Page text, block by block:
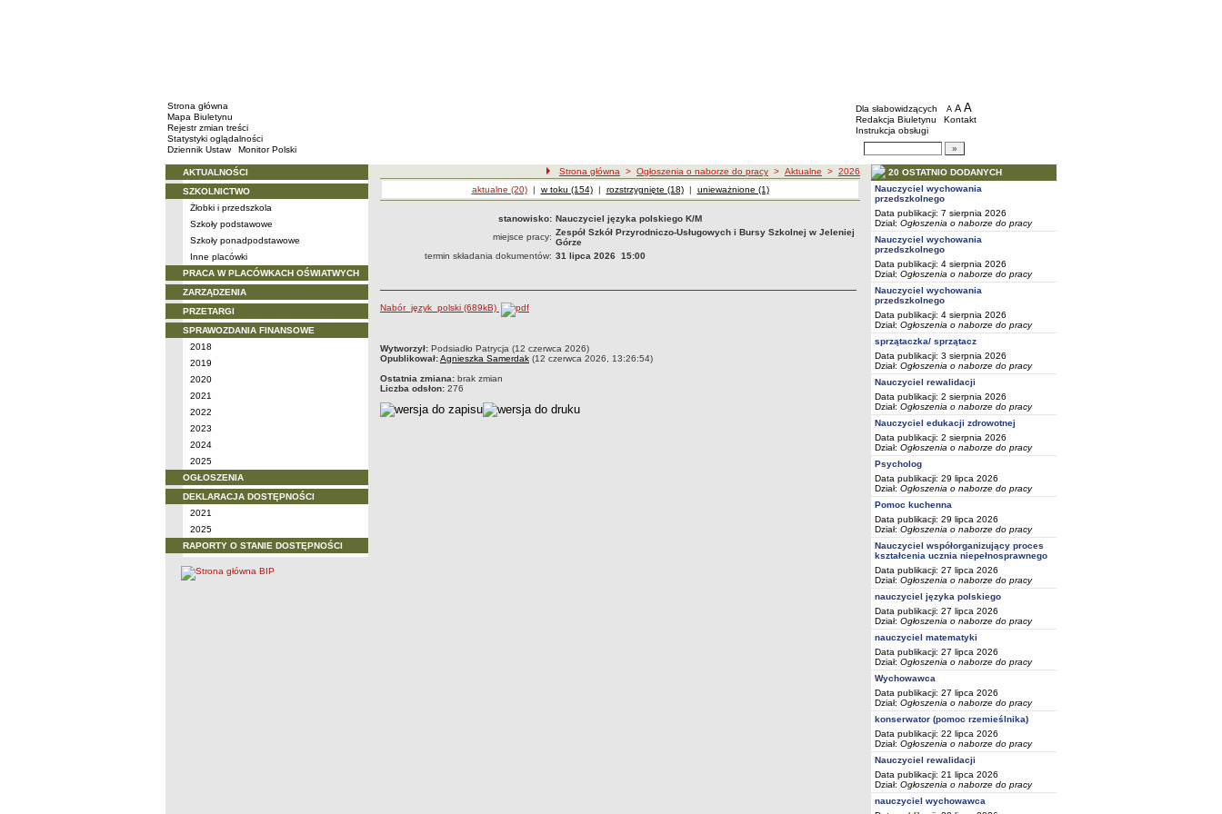
Strona główna
Mapa Biuletynu
Rejestr zmian treści
Statystyki oglądalności
Dziennik Ustaw
Monitor Polski
BIP - Szkoły i placówki wychowawcze
Menu dodatkowe
Dla słabowidzących A pomniejsz czcionkę
A standardowy rozmiar czcionki
A
Redakcja Biuletynu
Kontakt
Instrukcja obsługi
Wyszukiwarka artykułów
Menu
AKTUALNOŚCI
SZKOLNICTWO
Żłobki i przedszkola
Szkoły podstawowe
Szkoły ponadpodstawowe
Inne placówki
PRACA W PLACÓWKACH OŚWIATWYCH
ZARZĄDZENIA
PRZETARGI
SPRAWOZDANIA FINANSOWE
2018
2019
2020
2021
2022
2023
2024
2025
OGŁOSZENIA
DEKLARACJA DOSTĘPNOŚCI
2021
2025
RAPORTY O STANIE DOSTĘPNOŚCI
Strona główna > Ogłoszenia o naborze do pracy > Aktualne > 2026
Ogłoszenia o naborze
aktualne (20)| Ogłoszenia o naborze
w toku (154)| Ogłoszenia o naborze
rozstrzygnięte (18)| Ogłoszenia o naborze
unieważnione (1)
stanowisko: Nauczyciel języka polskiego K/M
miejsce pracy: Zespół Szkół Przyrodniczo-Usługowych i Bursy Szkolnej w Jeleniej
Górze
termin składania dokumentów: 31 lipca 2026 15:00
Nabór_język_polski (689kB)
metryczka
Wytworzył: Podsiadło Patrycja (12 czerwca 2026)
Opublikował:Agnieszka Samerdak (12 czerwca 2026, 13:26:54)
Ostatnia zmiana: brak zmian
Liczba odsłon: 276
20 OSTATNIO DODANYCH
Nauczyciel wychowania
przedszkolnego
Data publikacji: 7 sierpnia 2026
Dział: Ogłoszenia o naborze do pracy
Nauczyciel wychowania
przedszkolnego
Data publikacji: 4 sierpnia 2026
Dział: Ogłoszenia o naborze do pracy
Nauczyciel wychowania
przedszkolnego
Data publikacji: 4 sierpnia 2026
Dział: Ogłoszenia o naborze do pracy
sprzątaczka/ sprzątacz
Data publikacji: 3 sierpnia 2026
Dział: Ogłoszenia o naborze do pracy
Nauczyciel rewalidacji
Data publikacji: 2 sierpnia 2026
Dział: Ogłoszenia o naborze do pracy
Nauczyciel edukacji zdrowotnej
Data publikacji: 2 sierpnia 2026
Dział: Ogłoszenia o naborze do pracy
Psycholog
Data publikacji: 29 lipca 2026
Dział: Ogłoszenia o naborze do pracy
Pomoc kuchenna
Data publikacji: 29 lipca 2026
Dział: Ogłoszenia o naborze do pracy
Nauczyciel współorganizujący proces
kształcenia ucznia niepełnosprawnego
Data publikacji: 27 lipca 2026
Dział: Ogłoszenia o naborze do pracy
nauczyciel języka polskiego
Data publikacji: 27 lipca 2026
Dział: Ogłoszenia o naborze do pracy
nauczyciel matematyki
Data publikacji: 27 lipca 2026
Dział: Ogłoszenia o naborze do pracy
Wychowawca
Data publikacji: 27 lipca 2026
Dział: Ogłoszenia o naborze do pracy
konserwator (pomoc rzemieślnika)
Data publikacji: 22 lipca 2026
Dział: Ogłoszenia o naborze do pracy
Nauczyciel rewalidacji
Data publikacji: 21 lipca 2026
Dział: Ogłoszenia o naborze do pracy
nauczyciel wychowawca